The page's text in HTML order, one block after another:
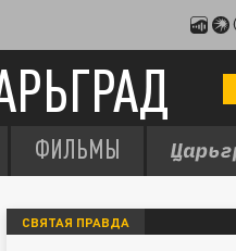
ФИЛЬМЫ
СВЯТАЯ ПРАВДА